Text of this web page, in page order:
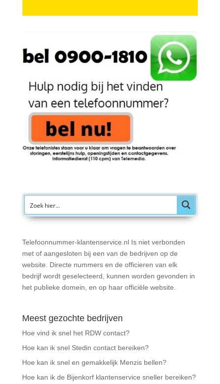
Telefoonnummer-klantenservice.nl Is niet verbonden
met of aangesloten bij een van de bedrijven op de
website. Directe nummers en de officieren van elk
bedrijf wordt geselecteerd, kunnen worden gevonden in
het publieke domein, en op haar officiële website.
Meest gezochte bedrijven
Hoe vind ik snel het RDW contact?
Hoe kan ik snel Stedin contact bereiken?
Hoe kan ik snel en gemakkelijk Menzis bellen?
Hoe kan ik de Bijenkorf klantenservice sneller bereiken?